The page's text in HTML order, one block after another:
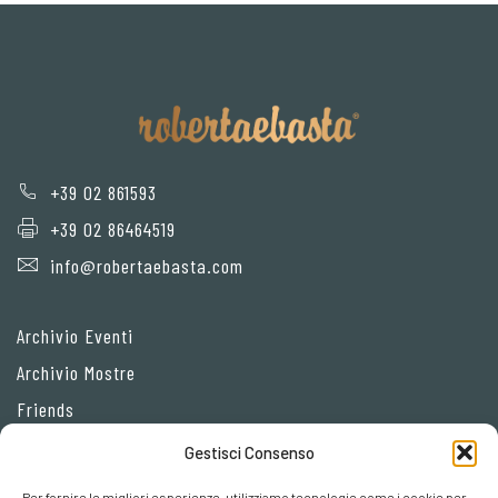
Gestisci Consenso
+39 02 861593
+39 02 86464519
info@robertaebasta.com
Archivio Eventi
Archivio Mostre
Friends